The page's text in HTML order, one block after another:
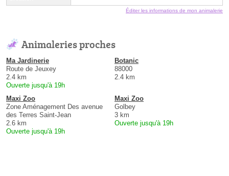
Éditer les informations de mon animalerie
Animaleries proches
Ma Jardinerie
Route de Jeuxey
2.4 km
Ouverte jusqu'à 19h
Botanic
88000
2.4 km
Maxi Zoo
Zone Aménagement Des avenue
des Terres Saint-Jean
2.6 km
Ouverte jusqu'à 19h
Maxi Zoo
Golbey
3 km
Ouverte jusqu'à 19h